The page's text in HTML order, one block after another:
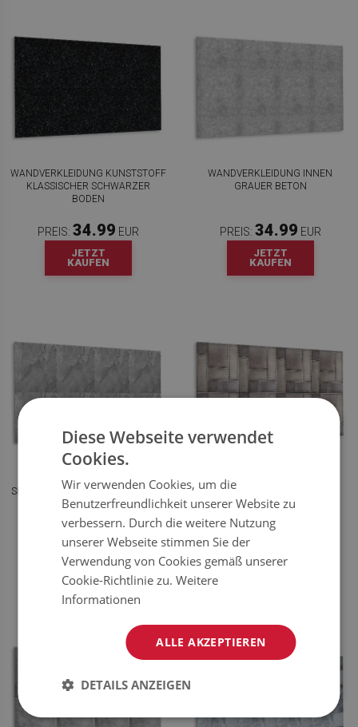
WANDVERKLEIDUNG KUNSTSTOFF
KLASSISCHER SCHWARZER
BODEN
PREIS: 34.99 EUR
JETZT
KAUFEN
WANDVERKLEIDUNG INNEN
GRAUER BETON
PREIS: 34.99 EUR
JETZT
KAUFEN
WANDVERKLEIDUNG
SELBSTKLEBEND STEINSTRUKTUR
34.99 EUR
JETZT
KAUFEN
WANDPANEEL BLECHTEXTUR
PREIS: 34.99
JETZT
KAUFEN
Diese Webseite verwendet
Cookies.
Wir verwenden Cookies, um die
Benutzerfreundlichkeit unserer Website zu
verbessern. Durch die weitere Nutzung
unserer Webseite stimmen Sie der
Verwendung von Cookies gemäß unserer
Cookie-Richtlinie zu.Weitere
Informationen
ALLE AKZEPTIEREN
DETAILS ANZEIGEN